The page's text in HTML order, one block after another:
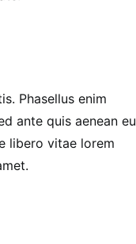
Phasellus enim
ante quis aenean eu
libero vitae lorem